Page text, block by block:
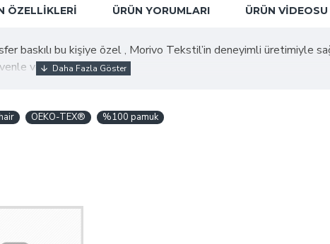
ÖZELLIKLERI ÜRÜN YORUMLARI ÜRÜN VIDEOSU
baskılı bu kişiye özel , Morivo Tekstil’in deneyimli üretimiyle
ve şıklıkla karşılayın!
OEKO-TEX® %100 pamuk